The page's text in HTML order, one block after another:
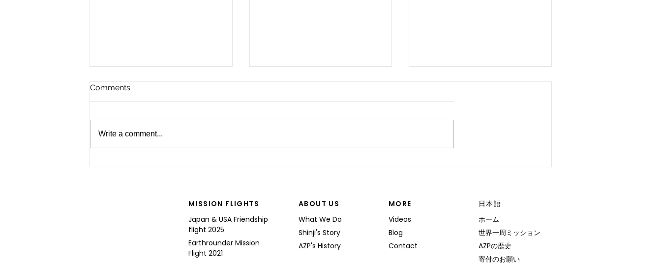
Comments
Write a comment...
MISSION FLIGHTS
Japan & USA Friendship
flight 2025
Earthrounder Mission
Flight 2021
ABOUT US
What We Do
Shinji's Story
AZP's History
MORE
Videos
Blog
Contact
日本語
ホーム
世界一周ミッション
AZPの歴史
寄付のお願い